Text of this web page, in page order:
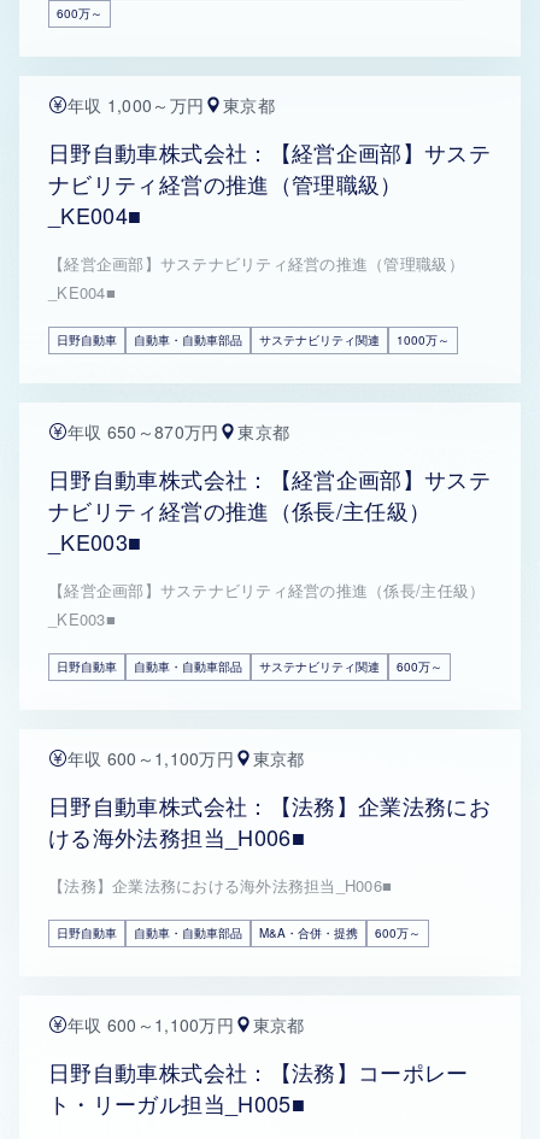
600万～
年収 1,000～万円 東京都
日野自動車株式会社：【経営企画部】サステ
ナビリティ経営の推進（管理職級）
_KE004■
【経営企画部】サステナビリティ経営の推進（管理職級）
_KE004■
日野自動車 自動車・自動車部品 サステナビリティ関連 1000万～
年収 650～870万円 東京都
日野自動車株式会社：【経営企画部】サステ
ナビリティ経営の推進（係長/主任級）
_KE003■
【経営企画部】サステナビリティ経営の推進（係長/主任級）
_KE003■
日野自動車 自動車・自動車部品 サステナビリティ関連 600万～
年収 600～1,100万円 東京都
日野自動車株式会社：【法務】企業法務にお
ける海外法務担当_H006■
【法務】企業法務における海外法務担当_H006■
日野自動車 自動車・自動車部品 M&A・合併・提携 600万～
年収 600～1,100万円 東京都
日野自動車株式会社：【法務】コーポレー
ト・リーガル担当_H005■